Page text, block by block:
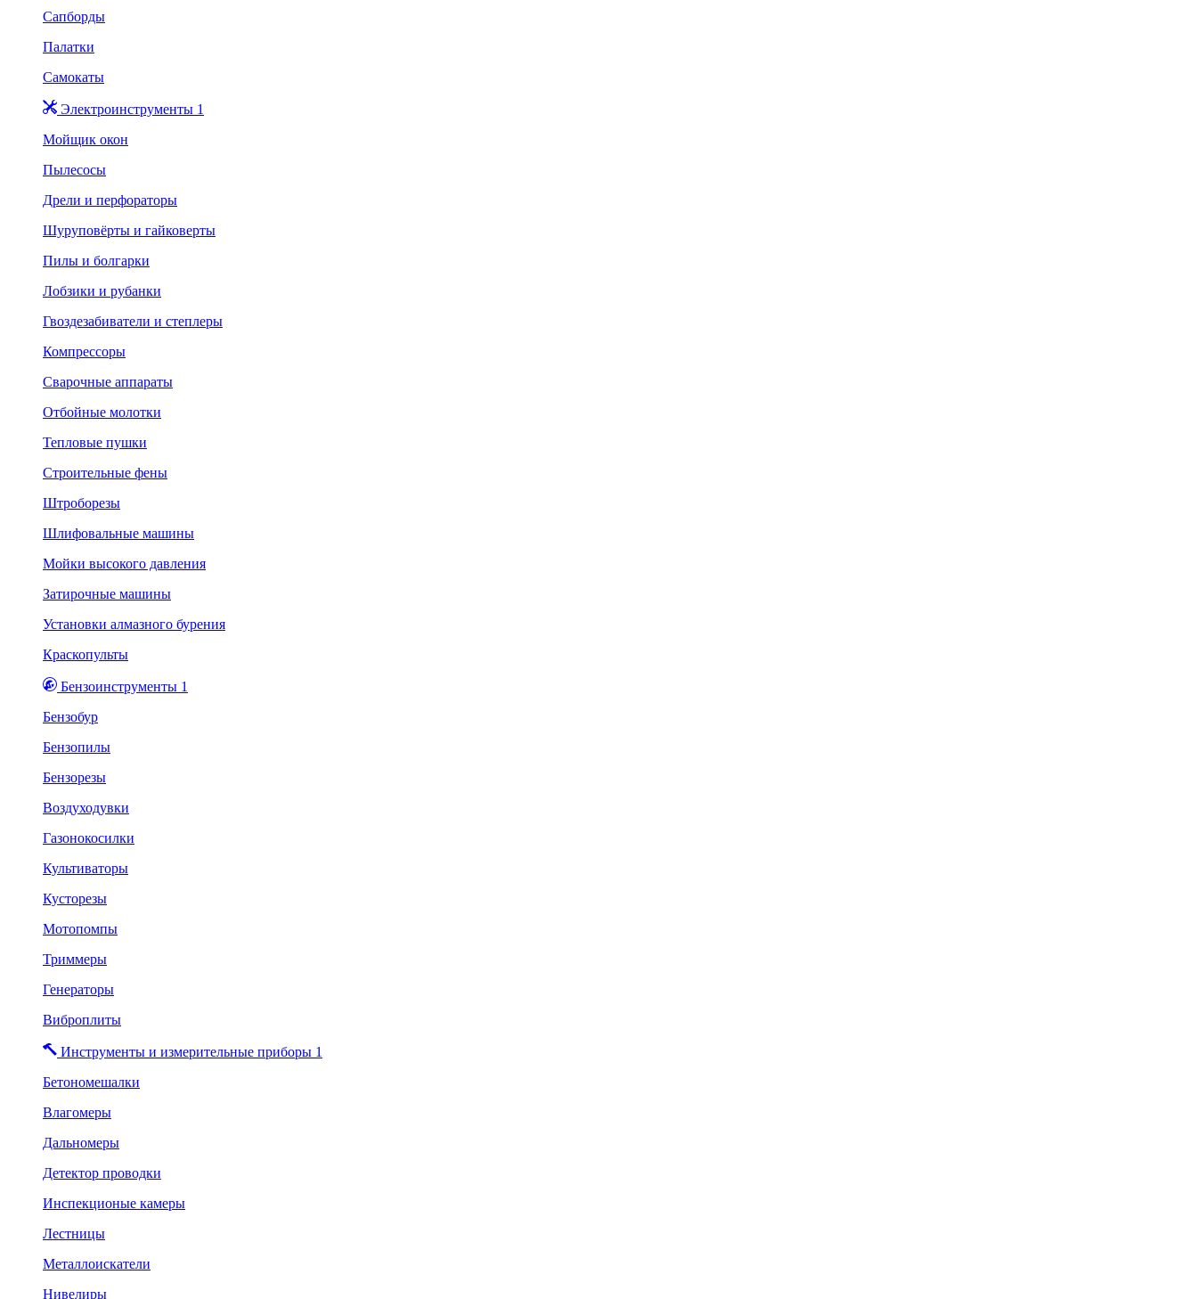
Сапборды
Палатки
Самокаты
Электроинструменты 1
Мойщик окон
Пылесосы
Дрели и перфораторы
Шуруповёрты и гайковерты
Пилы и болгарки
Лобзики и рубанки
Гвоздезабиватели и степлеры
Компрессоры
Сварочные аппараты
Отбойные молотки
Тепловые пушки
Строительные фены
Штроборезы
Шлифовальные машины
Мойки высокого давления
Затирочные машины
Установки алмазного бурения
Краскопульты
Бензоинструменты 1
Бензобур
Бензопилы
Бензорезы
Воздуходувки
Газонокосилки
Культиваторы
Кусторезы
Мотопомпы
Триммеры
Генераторы
Виброплиты
Инструменты и измерительные приборы 1
Бетономешалки
Влагомеры
Дальномеры
Детектор проводки
Инспекционые камеры
Лестницы
Металлоискатели
Нивелиры